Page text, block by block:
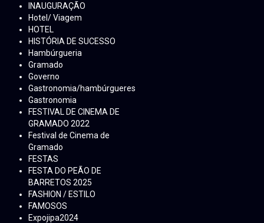
INAUGURAÇÃO
Hotel/ Viagem
HOTEL
HISTÓRIA DE SUCESSO
Hambúrgueria
Gramado
Governo
Gastronomia/hambúrgueres
Gastronomia
FESTIVAL DE CINEMA DE
GRAMADO 2022
Festival de Cinema de
Gramado
FESTAS
FESTA DO PEÃO DE
BARRETOS 2025
FASHION / ESTILO
FAMOSOS
Expojipa2024